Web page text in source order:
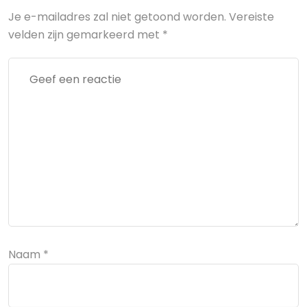
Je e-mailadres zal niet getoond worden. Vereiste
velden zijn gemarkeerd met *
Naam *